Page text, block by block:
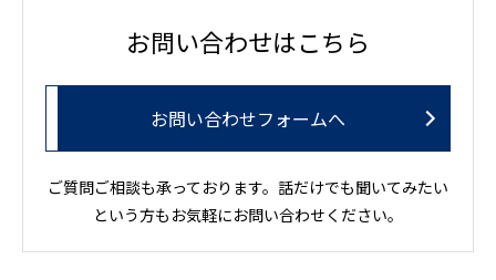
お問い合わせはこちら
お問い合わせフォームへ
ご質問ご相談も承っております。話だけでも聞いてみたい
という方もお気軽にお問い合わせください。